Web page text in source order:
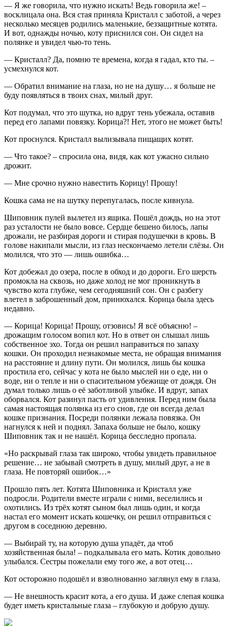
— Я же говорила, что нужно искать! Ведь говорила же! –
восклицала она. Вся стая приняла Кристалл с заботой, а через
несколько месяцев родились маленькие, беззащитные котята.
И вот, однажды ночью, коту приснился сон. Он сидел на
полянке и увидел чью-то тень.
— Кристалл? Да, помню те времена, когда я гадал, кто ты. –
усмехнулся кот.
— Обратил внимание на глаза, но не на душу… я больше не
буду появляться в твоих снах, милый друг.
Кот подумал, что это шутка, но вдруг тень убежала, оставив
перед его лапами повязку. Корица?! Нет, этого не может быть!
Кот проснулся. Кристалл вылизывала пищащих котят.
— Что такое? – спросила она, видя, как кот ужасно сильно
дрожит.
— Мне срочно нужно навестить Корицу! Прошу!
Кошка сама не на шутку перепугалась, после кивнула.
Шиповник пулей вылетел из ящика. Пошёл дождь, но на этот
раз усталости не было вовсе. Сердце бешено билось, лапы
дрожали, не разбирая дороги и стирая подушечки в кровь. В
голове накипали мысли, из глаз нескончаемо летели слёзы. Он
молился, что это — лишь ошибка…
Кот добежал до озера, после в обход и до дороги. Его шерсть
промокла на сквозь, но даже холод не мог проникнуть в
чувство кота глубже, чем сегодняшний сон. Он с разбегу
влетел в заброшенный дом, принюхался. Корица была здесь
недавно.
— Корица! Корица! Прошу, отзовись! Я всё объясню! –
дрожащим голосом вопил кот. Но в ответ он слышал лишь
собственное эхо. Тогда он решил направиться по запаху
кошки. Он проходил незнакомые места, не обращая внимания
на расстояние и длину пути. Он молился, лишь бы кошка
простила его, сейчас у кота не было мыслей ни о еде, ни о
воде, ни о тепле и ни о спасительном убежище от дождя. Он
думал только лишь о её заботливой улыбке. И вдруг, запах
оборвался. Кот разинул пасть от удивления. Перед ним была
самая настоящая полянка из его снов, где он всегда делал
кошке признания. Посреди полянки лежала повязка. Он
нагнулся к ней и поднял. Запаха больше не было, кошку
Шиповник так и не нашёл. Корица бесследно пропала.
«Но раскрывай глаза так широко, чтобы увидеть правильное
решение… не забывай смотреть в душу, милый друг, а не в
глаза. Не повторяй ошибок…»
Прошло пять лет. Котята Шиповника и Кристалл уже
подросли. Родители вместе играли с ними, веселились и
охотились. Из трёх котят сыном был лишь один, и когда
настал его момент искать кошечку, он решил отправиться с
другом в соседнюю деревню.
— Выбирай ту, на которую душа упадёт, да чтоб
хозяйственная была! – подкалывала его мать. Котик довольно
улыбался. Сестры пожелали ему того же, а вот отец…
Кот осторожно подошёл и взволнованно заглянул ему в глаза.
— Не внешность красит кота, а его душа. И даже слепая кошка
будет иметь кристальные глаза – глубокую и добрую душу.